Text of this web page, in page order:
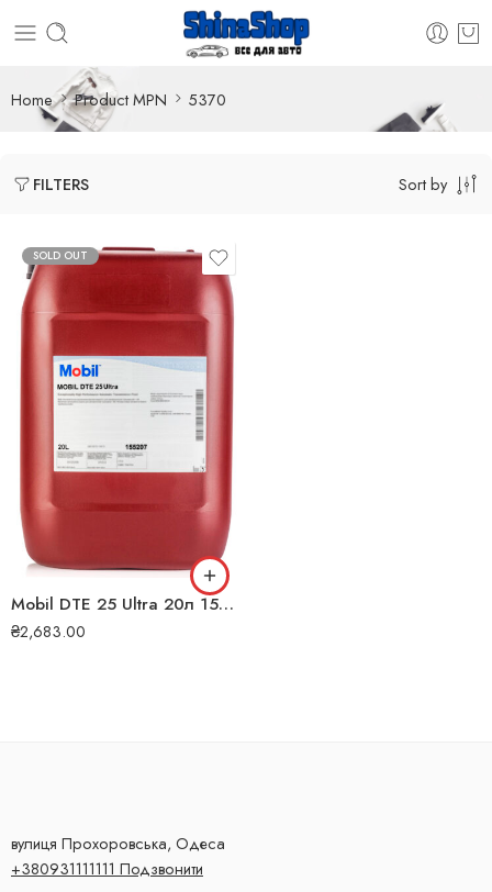
Home Product MPN 5370
FILTERS Sort by
SOLD OUT
Mobil DTE 25 Ultra 20л 155207 Гідравлічна олива
₴2,683.00
вулиця Прохоровська, Одеса
+380931111111 Подзвонити